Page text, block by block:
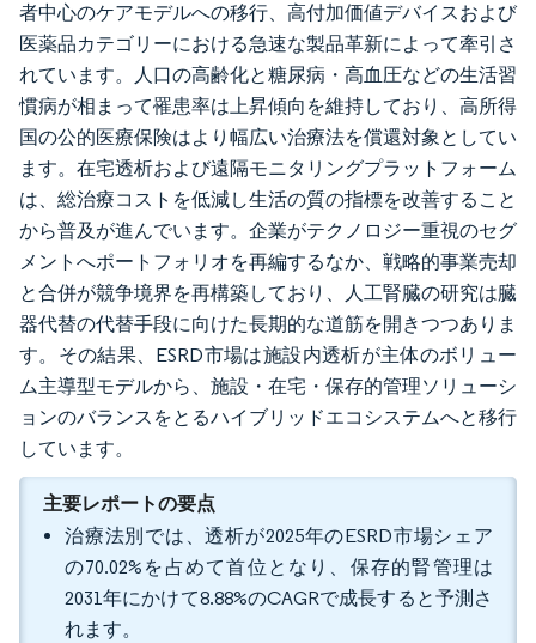
者中心のケアモデルへの移行、高付加価値デバイスおよび
医薬品カテゴリーにおける急速な製品革新によって牽引さ
れています。人口の高齢化と糖尿病・高血圧などの生活習
慣病が相まって罹患率は上昇傾向を維持しており、高所得
国の公的医療保険はより幅広い治療法を償還対象としてい
ます。在宅透析および遠隔モニタリングプラットフォーム
は、総治療コストを低減し生活の質の指標を改善すること
から普及が進んでいます。企業がテクノロジー重視のセグ
メントへポートフォリオを再編するなか、戦略的事業売却
と合併が競争境界を再構築しており、人工腎臓の研究は臓
器代替の代替手段に向けた長期的な道筋を開きつつありま
す。その結果、ESRD市場は施設内透析が主体のボリュー
ム主導型モデルから、施設・在宅・保存的管理ソリューシ
ョンのバランスをとるハイブリッドエコシステムへと移行
しています。
主要レポートの要点
治療法別では、透析が2025年のESRD市場シェア
の70.02%を占めて首位となり、保存的腎管理は
2031年にかけて8.88%のCAGRで成長すると予測さ
れます。